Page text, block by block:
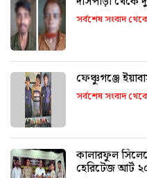
সর্বশেষ সংবাদ
ফেঞ্চুগঞ্জে
সর্বশেষ সংবাদ
কালারফুল
হেরিটেজ আর্ট